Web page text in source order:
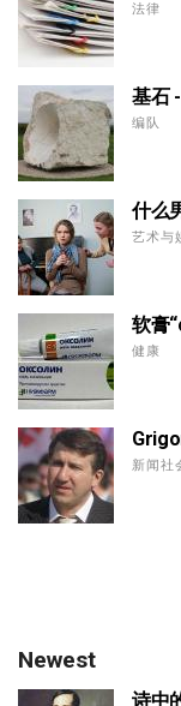
法律
基石
编队
什么
艺术与
软膏
健康
新闻社
Newest
诗中